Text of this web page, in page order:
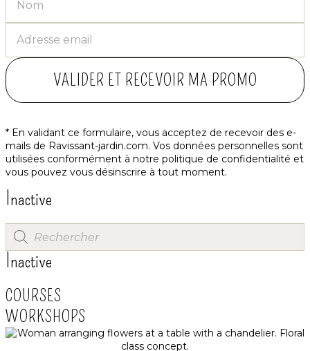
VALIDER ET RECEVOIR MA PROMO
* En validant ce formulaire, vous acceptez de recevoir des e-
mails de Ravissant-jardin.com. Vos données personnelles sont
utilisées conformément à notre politique de confidentialité et
vous pouvez vous désinscrire à tout moment.
Inactive
Inactive
COURSES
WORKSHOPS